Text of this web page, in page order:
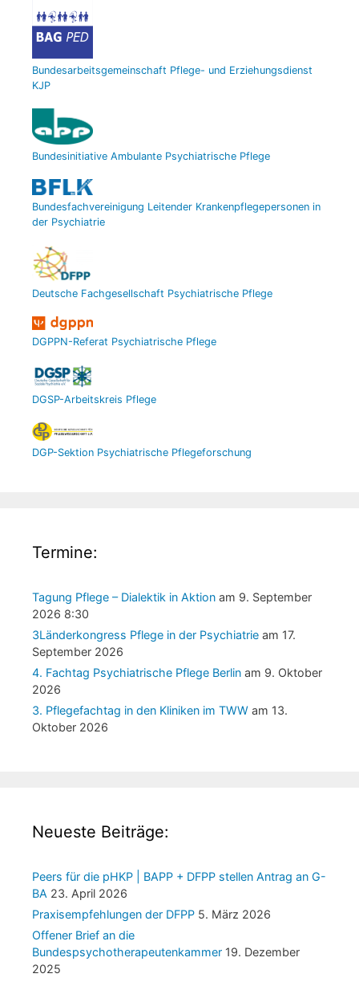
Bundesarbeitsgemeinschaft Pflege- und Erziehungsdienst
KJP
Bundesinitiative Ambulante Psychiatrische Pflege
Bundesfachvereinigung Leitender Krankenpflegepersonen in
der Psychiatrie
Deutsche Fachgesellschaft Psychiatrische Pflege
DGPPN-Referat Psychiatrische Pflege
DGSP-Arbeitskreis Pflege
DGP-Sektion Psychiatrische Pflegeforschung
Termine:
Tagung Pflege – Dialektik in Aktion am 9. September
2026 8:30
3Länderkongress Pflege in der Psychiatrie am 17.
September 2026
4. Fachtag Psychiatrische Pflege Berlin am 9. Oktober
2026
3. Pflegefachtag in den Kliniken im TWW am 13.
Oktober 2026
Neueste Beiträge:
Peers für die pHKP | BAPP + DFPP stellen Antrag an G-
BA 23. April 2026
Praxisempfehlungen der DFPP 5. März 2026
Offener Brief an die
Bundespsychotherapeutenkammer 19. Dezember
2025